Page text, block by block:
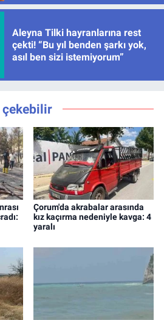
Aleyna Tilki hayranlarına rest
çekti! “Bu yıl benden şarkı yok,
asıl ben sizi istemiyorum”
Çorum'da akrabalar arasında
kız kaçırma nedeniyle kavga: 4
yaralı